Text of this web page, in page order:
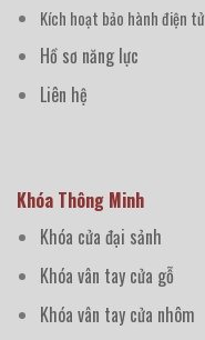
Kích hoạt bảo hành điện tử
Hồ sơ năng lực
Liên hệ
Khóa Thông Minh
Khóa cửa đại sảnh
Khóa vân tay cửa gỗ
Khóa vân tay cửa nhôm